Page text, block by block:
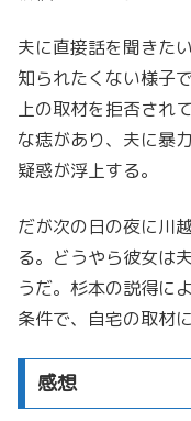
夫に直接話を聞きた
知られたくない様子
上の取材を拒否され
な痣があり、夫に暴
疑惑が浮上する。
だが次の日の夜に川
る。どうやら彼女は
うだ。杉本の説得に
条件で、自宅の取材
感想